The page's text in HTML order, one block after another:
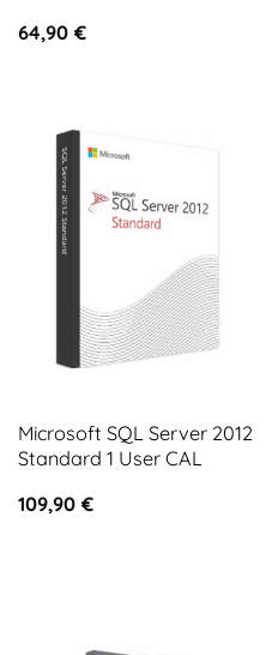
64,90 €
Microsoft SQL Server 2012
Standard 1 User CAL
109,90 €